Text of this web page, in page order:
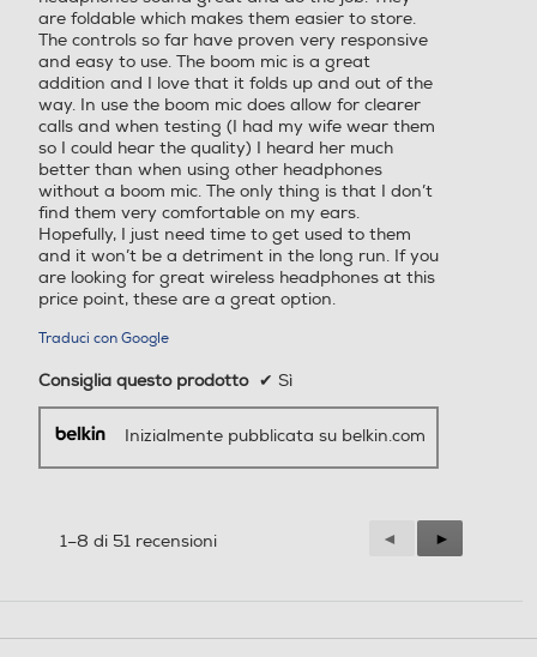
are foldable which makes them easier to store.
The controls so far have proven very responsive
and easy to use. The boom mic is a great
addition and I love that it folds up and out of the
way. In use the boom mic does allow for clearer
calls and when testing (I had my wife wear them
so I could hear the quality) I heard her much
better than when using other headphones
without a boom mic. The only thing is that I don’t
find them very comfortable on my ears.
Hopefully, I just need time to get used to them
and it won’t be a detriment in the long run. If you
are looking for great wireless headphones at this
price point, these are a great option.
Traduci con Google
Consiglia questo prodotto ✔ Sì
Inizialmente pubblicata su belkin.com
1–8 di 51 recensioni
Precedente
Reviews
◄
Successiva
Reviews
►